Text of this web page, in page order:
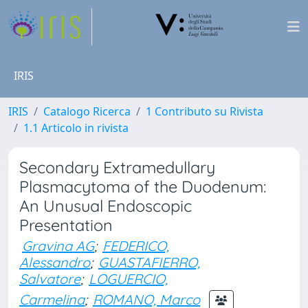
IRIS
IRIS Catalogo Ricerca
1 Contributo su Rivista
1.1 Articolo in rivista
Secondary Extramedullary
Plasmacytoma of the Duodenum:
An Unusual Endoscopic
Presentation
Gravina AG; FEDERICO,
Alessandro; GUASTAFIERRO,
Salvatore; LOGUERCIO,
Carmelina; ROMANO, Marco